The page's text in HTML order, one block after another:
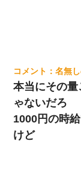
名無
本当にその
ゃないだろ
1000円の時
けど